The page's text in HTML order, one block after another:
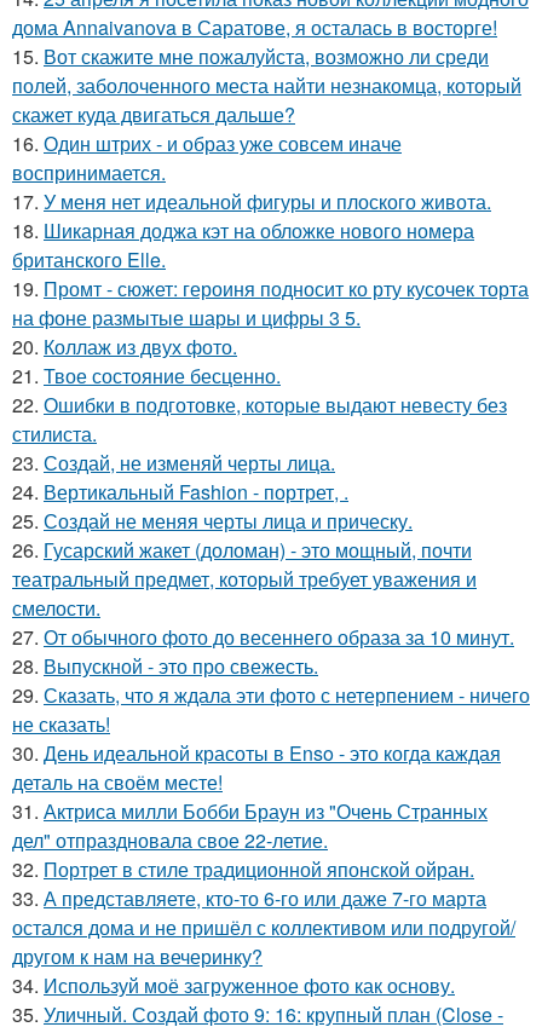
дома Annaivanova в Саратове, я осталась в восторге!
15. Вот скажите мне пожалуйста, возможно ли среди
полей, заболоченного места найти незнакомца, который
скажет куда двигаться дальше?
16. Один штрих - и образ уже совсем иначе
воспринимается.
17. У меня нет идеальной фигуры и плоского живота.
18. Шикарная доджа кэт на обложке нового номера
британского Elle.
19. Промт - сюжет: героиня подносит ко рту кусочек торта
на фоне размытые шары и цифры 3 5.
20. Коллаж из двух фото.
21. Твое состояние бесценно.
22. Ошибки в подготовке, которые выдают невесту без
стилиста.
23. Создай, не изменяй черты лица.
24. Вертикальный Fashion - портрет, .
25. Создай не меняя черты лица и прическу.
26. Гусарский жакет (доломан) - это мощный, почти
театральный предмет, который требует уважения и
смелости.
27. От обычного фото до весеннего образа за 10 минут.
28. Выпускной - это про свежесть.
29. Сказать, что я ждала эти фото с нетерпением - ничего
не сказать!
30. День идеальной красоты в Enso - это когда каждая
деталь на своём месте!
31. Актриса милли Бобби Браун из "Очень Странных
дел" отпраздновала свое 22-летие.
32. Портрет в стиле традиционной японской ойран.
33. А представляете, кто-то 6-го или даже 7-го марта
остался дома и не пришёл с коллективом или подругой/
другом к нам на вечеринку?
34. Используй моё загруженное фото как основу.
35. Уличный. Создай фото 9: 16: крупный план (Close -